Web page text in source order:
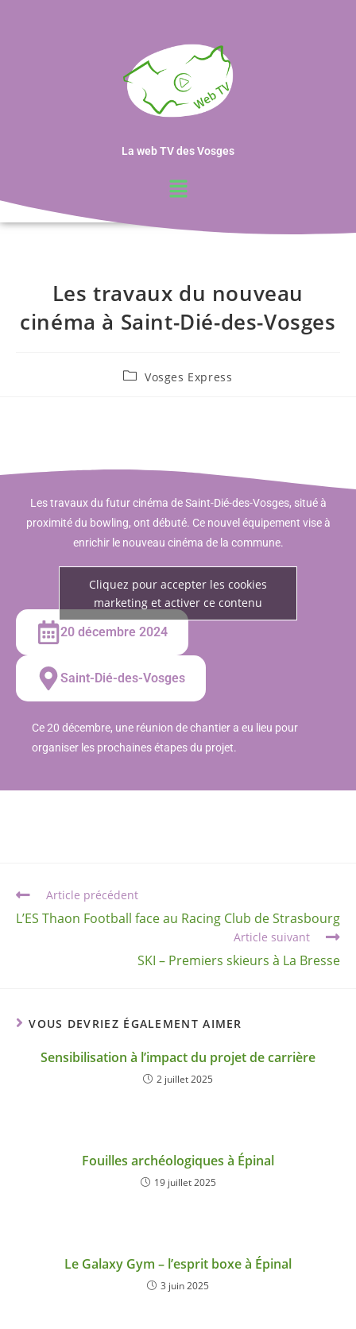
La web TV des Vosges
Les travaux du nouveau
cinéma à Saint-Dié-des-Vosges
Vosges Express
Les travaux du futur cinéma de Saint-Dié-des-Vosges, situé à
proximité du bowling, ont débuté. Ce nouvel équipement vise à
enrichir le nouveau cinéma de la commune.
Cliquez pour accepter les cookies
marketing et activer ce contenu
20 décembre 2024
Saint-Dié-des-Vosges
Ce 20 décembre, une réunion de chantier a eu lieu pour
organiser les prochaines étapes du projet.
Article précédent
L’ES Thaon Football face au Racing Club de Strasbourg
Article suivant
SKI – Premiers skieurs à La Bresse
VOUS DEVRIEZ ÉGALEMENT AIMER
Sensibilisation à l’impact du projet de carrière
2 juillet 2025
Fouilles archéologiques à Épinal
19 juillet 2025
Le Galaxy Gym – l’esprit boxe à Épinal
3 juin 2025